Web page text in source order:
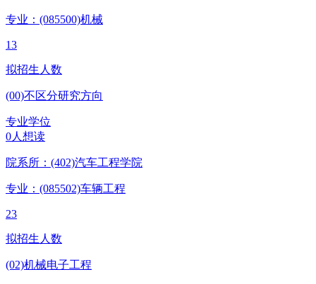
专业：(085500)机械
13
拟招生人数
(00)不区分研究方向
专业学位
0人想读
院系所：(402)汽车工程学院
专业：(085502)车辆工程
23
拟招生人数
(02)机械电子工程